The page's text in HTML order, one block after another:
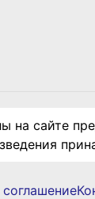
на сайте